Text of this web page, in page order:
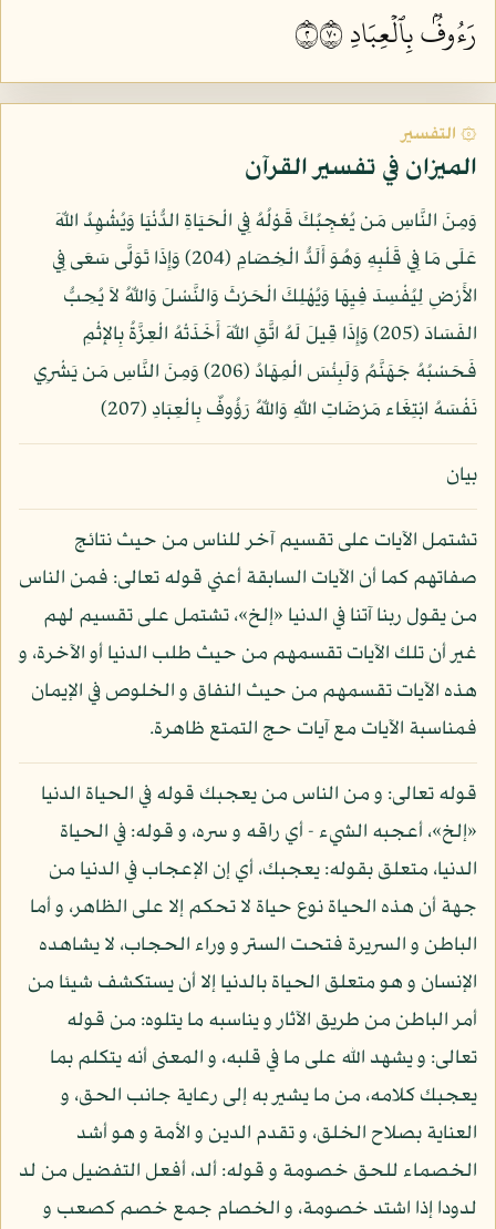
رَءُوفُۢ بِٱلۡعِبَادِ ٢٠٧
۞ التفسير
الميزان في تفسير القرآن
وَمِنَ النَّاسِ مَن يُعْجِبُكَ قَوْلُهُ فِي الْحَيَاةِ الدُّنْيَا وَيُشْهِدُ اللّهَ
عَلَى مَا فِي قَلْبِهِ وَهُوَ أَلَدُّ الْخِصَامِ (204) وَإِذَا تَوَلَّى سَعَى فِي
الأَرْضِ لِيُفْسِدَ فِيِهَا وَيُهْلِكَ الْحَرْثَ وَالنَّسْلَ وَاللّهُ لاَ يُحِبُّ
الفَسَادَ (205) وَإِذَا قِيلَ لَهُ اتَّقِ اللّهَ أَخَذَتْهُ الْعِزَّةُ بِالإِثْمِ
فَحَسْبُهُ جَهَنَّمُ وَلَبِئْسَ الْمِهَادُ (206) وَمِنَ النَّاسِ مَن يَشْرِي
نَفْسَهُ ابْتِغَاء مَرْضَاتِ اللّهِ وَاللّهُ رَؤُوفٌ بِالْعِبَادِ (207)
بيان
تشتمل الآيات على تقسيم آخر للناس من حيث نتائج
صفاتهم كما أن الآيات السابقة أعني قوله تعالى: فمن الناس
من يقول ربنا آتنا في الدنيا «إلخ»، تشتمل على تقسيم لهم
غير أن تلك الآيات تقسمهم من حيث طلب الدنيا أو الآخرة، و
هذه الآيات تقسمهم من حيث النفاق و الخلوص في الإيمان
فمناسبة الآيات مع آيات حج التمتع ظاهرة.
قوله تعالى: و من الناس من يعجبك قوله في الحياة الدنيا
«إلخ»، أعجبه الشيء - أي راقه و سره، و قوله: في الحياة
الدنيا، متعلق بقوله: يعجبك، أي إن الإعجاب في الدنيا من
جهة أن هذه الحياة نوع حياة لا تحكم إلا على الظاهر، و أما
الباطن و السريرة فتحت الستر و وراء الحجاب، لا يشاهده
الإنسان و هو متعلق الحياة بالدنيا إلا أن يستكشف شيئا من
أمر الباطن من طريق الآثار و يناسبه ما يتلوه: من قوله
تعالى: و يشهد الله على ما في قلبه، و المعنى أنه يتكلم بما
يعجبك كلامه، من ما يشير به إلى رعاية جانب الحق، و
العناية بصلاح الخلق، و تقدم الدين و الأمة و هو أشد
الخصماء للحق خصومة و قوله: ألد، أفعل التفضيل من لد
لدودا إذا اشتد خصومة، و الخصام جمع خصم كصعب و